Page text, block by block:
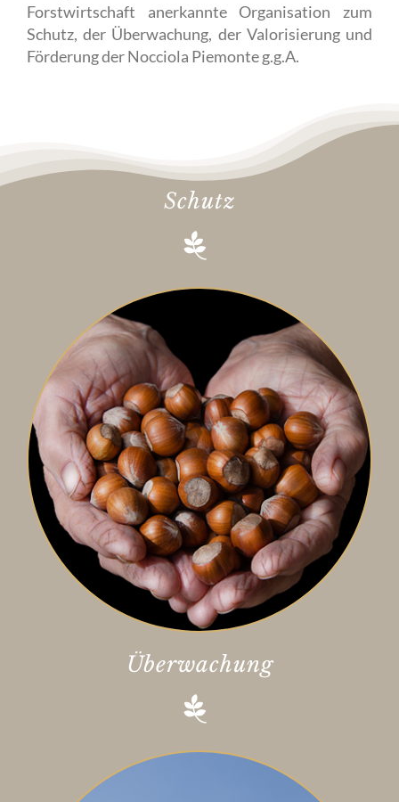
Forstwirtschaft anerkannte Organisation zum
Schutz, der Überwachung, der Valorisierung und
Förderung der Nocciola Piemonte g.g.A.
Schutz
Überwachung